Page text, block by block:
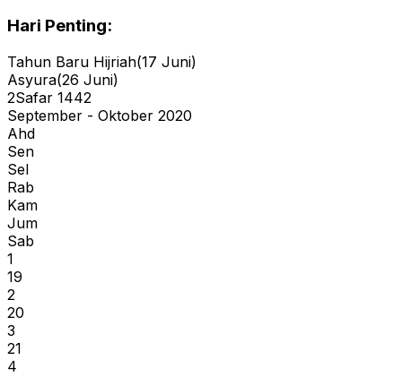
Hari Penting:
Tahun Baru Hijriah(17 Juni)
Asyura(26 Juni)
2Safar 1442
September - Oktober 2020
Ahd
Sen
Sel
Rab
Kam
Jum
Sab
1
19
2
20
3
21
4